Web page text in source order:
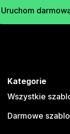
Uruchom
Kategorie
Wszystkie
Darmowe